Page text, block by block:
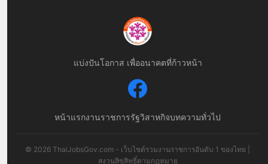
แบ่งปันโอกาส เพื่ออนาคตที่ก้าวหน้า
หน้าแรกงานราชการรัฐวิสาหกิจบทความทั่วไป
© 2026 ThaiJobsGov.com - เว็บไซต์รวมงานราชการอันดับ 1 ของไทย |
สงวนลิขสิทธิ์ตามกฎหมาย